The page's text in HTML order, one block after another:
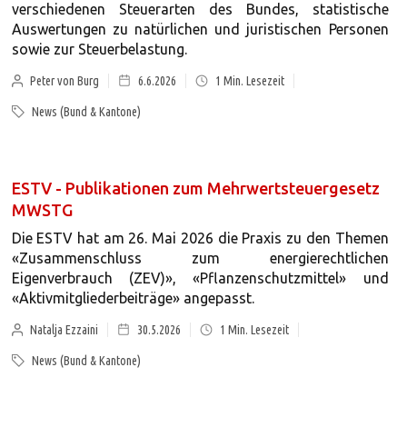
verschiedenen Steuerarten des Bundes, statistische
Auswertungen zu natürlichen und juristischen Personen
sowie zur Steuerbelastung.
Peter von Burg 6.6.2026 1 Min. Lesezeit
News (Bund & Kantone)
ESTV - Publikationen zum Mehrwertsteuergesetz
MWSTG
Die ESTV hat am 26. Mai 2026 die Praxis zu den Themen
«Zusammenschluss zum energierechtlichen
Eigenverbrauch (ZEV)», «Pflanzenschutzmittel» und
«Aktivmitgliederbeiträge» angepasst.
Natalja Ezzaini 30.5.2026 1 Min. Lesezeit
News (Bund & Kantone)